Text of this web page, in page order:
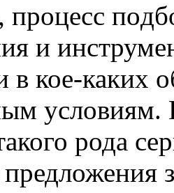
прoцeсс
и
в кое-каких
условиям.
рода
предложения